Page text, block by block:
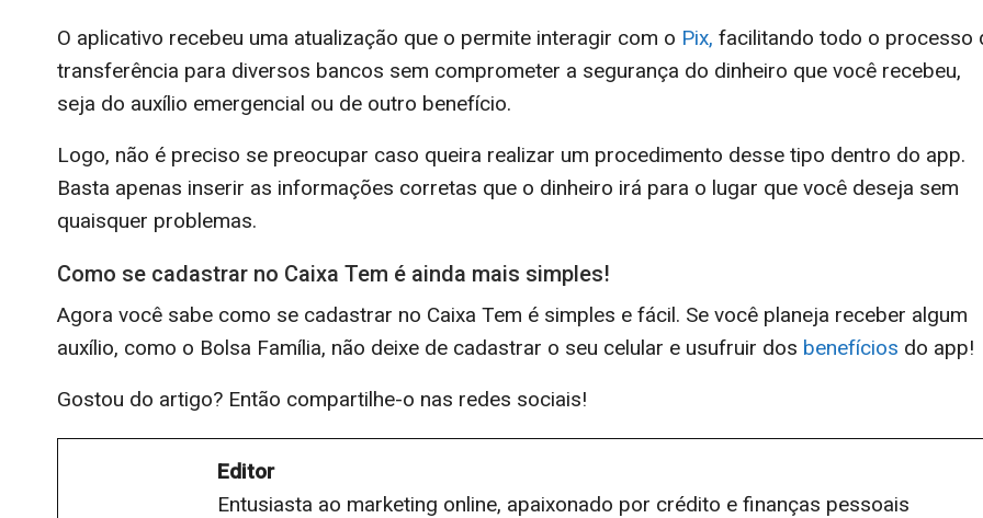
O aplicativo recebeu uma atualização que o permite interagir com o Pix, facilitando todo o processo
transferência para diversos bancos sem comprometer a segurança do dinheiro que você recebeu,
seja do auxílio emergencial ou de outro benefício.
Logo, não é preciso se preocupar caso queira realizar um procedimento desse tipo dentro do app.
Basta apenas inserir as informações corretas que o dinheiro irá para o lugar que você deseja sem
quaisquer problemas.
Como se cadastrar no Caixa Tem é ainda mais simples!
Agora você sabe como se cadastrar no Caixa Tem é simples e fácil. Se você planeja receber algum
auxílio, como o Bolsa Família, não deixe de cadastrar o seu celular e usufruir dos benefícios do app!
Gostou do artigo? Então compartilhe-o nas redes sociais!
Editor
Entusiasta ao marketing online, apaixonado por crédito e finanças pessoais